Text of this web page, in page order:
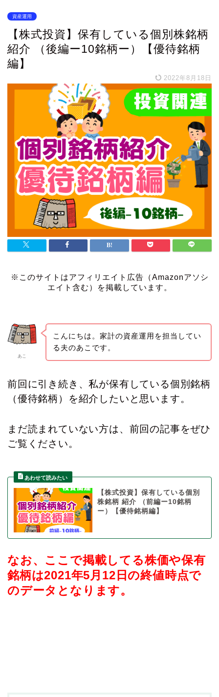
資産運用
【株式投資】保有している個別株銘柄
紹介 （後編ー10銘柄ー）【優待銘柄
編】
2022年8月18日
※このサイトはアフィリエイト広告（Amazonアソシ
エイト含む）を掲載しています。
あこ
こんにちは。家計の資産運用を担当してい
る夫のあこです。
前回に引き続き、私が保有している個別銘柄
（優待銘柄）を紹介したいと思います。
まだ読まれていない方は、前回の記事をぜひ
ご覧ください。
【株式投資】保有している個別
株銘柄 紹介 （前編ー10銘柄
ー）【優待銘柄編】
なお、ここで掲載してる株価や保有
銘柄は2021年5月12日の終値時点で
のデータとなります。